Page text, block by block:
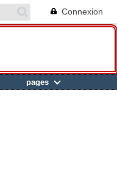
Connexion
pages